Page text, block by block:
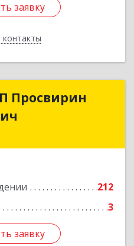
заявку
контакты
заявку
Просвирин
212
3
заявку
ИП Просвирин
Викторович
Подробнее
заявку